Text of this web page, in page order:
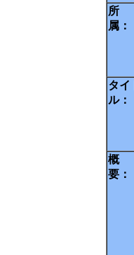
属：
タイ
ル：
要：